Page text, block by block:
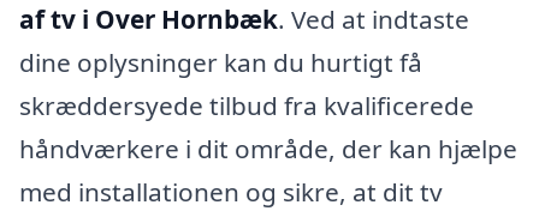
af tv i Over Hornbæk. Ved at indtaste
dine oplysninger kan du hurtigt få
skræddersyede tilbud fra kvalificerede
håndværkere i dit område, der kan hjælpe
med installationen og sikre, at dit tv